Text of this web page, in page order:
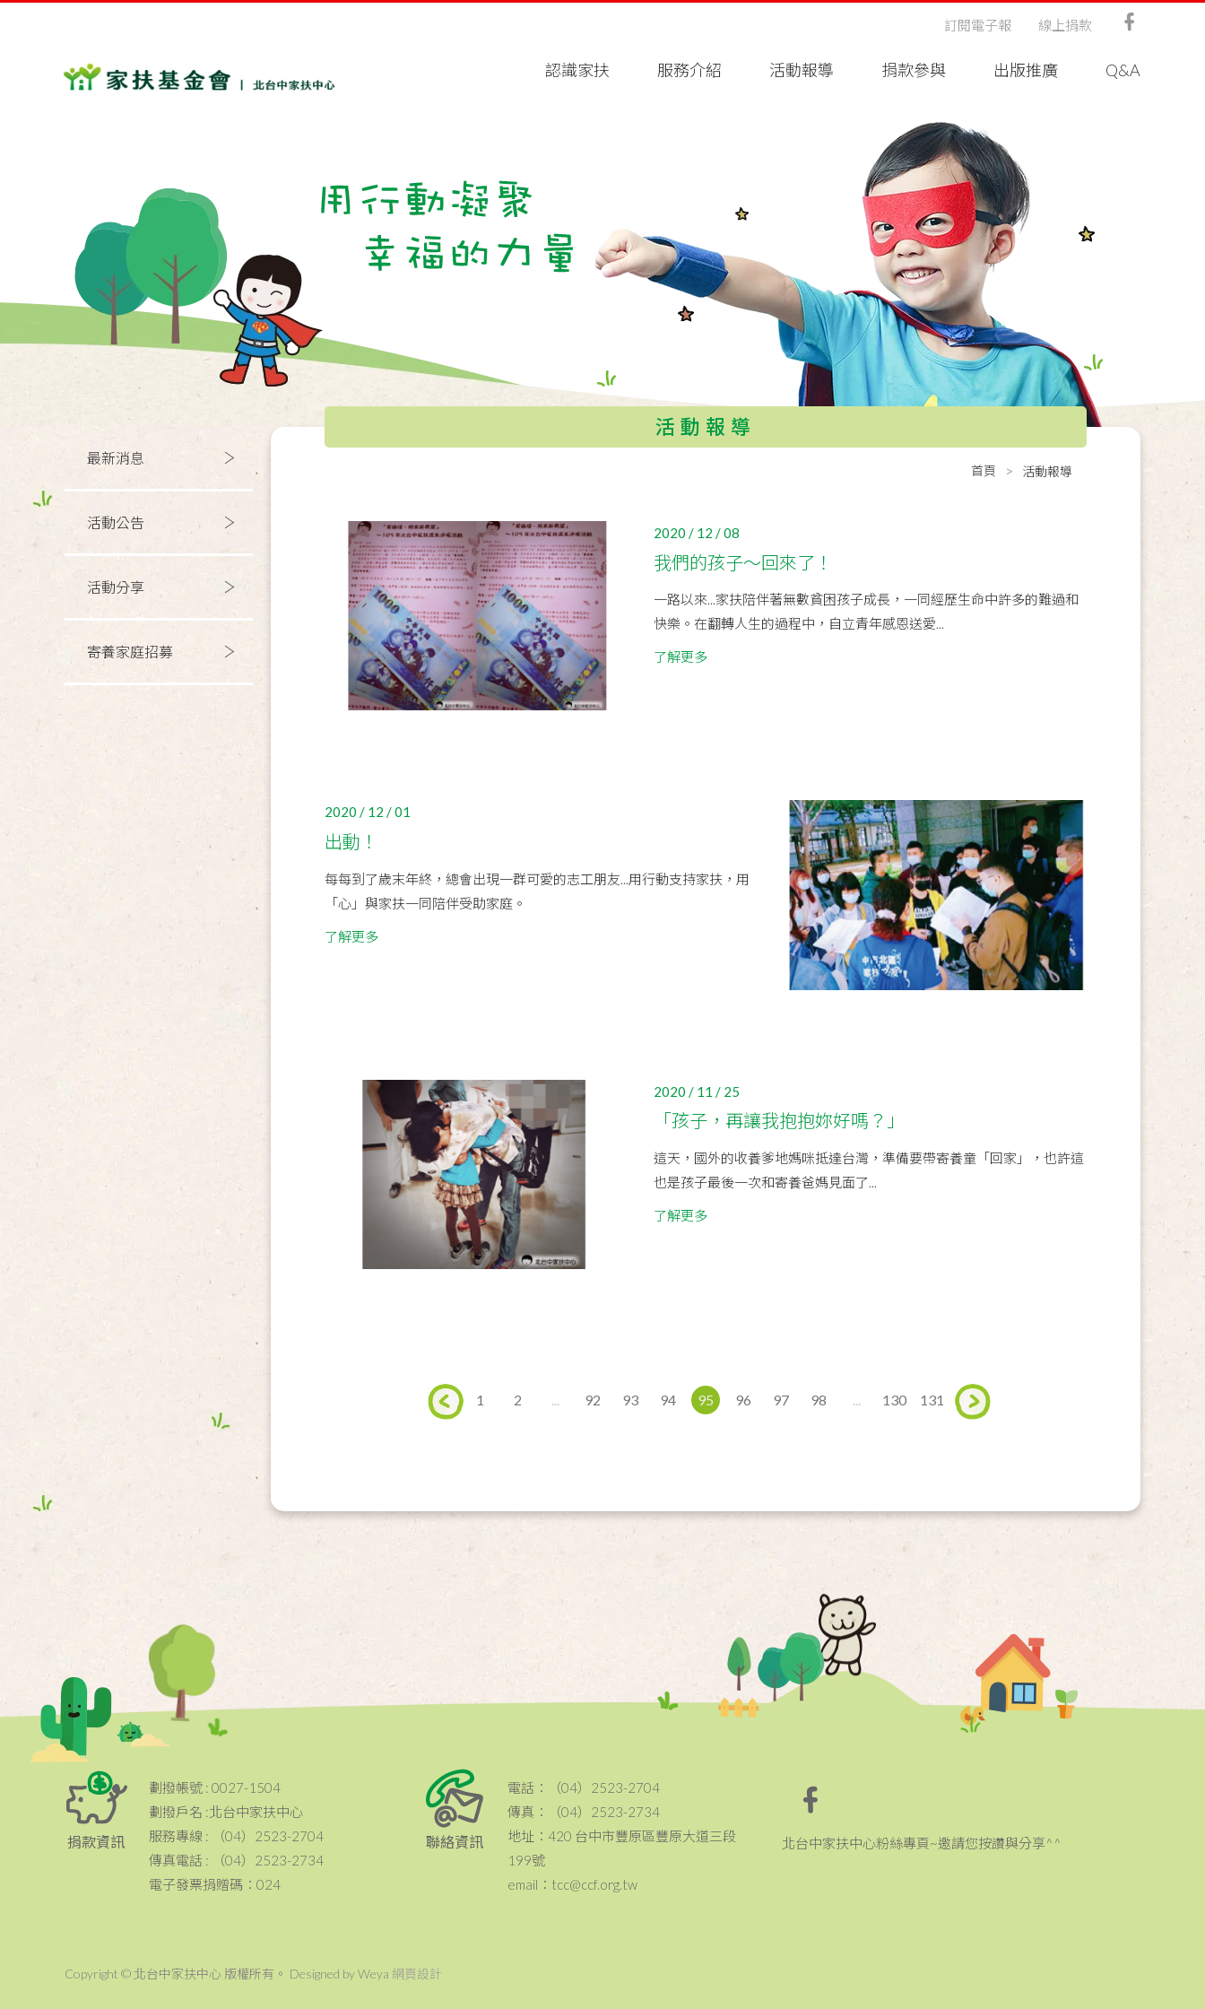
認識家扶 服務介紹 活動報導 捐款參與 出版推廣 Q&A
訂閱電子報 線上捐款
最新消息
活動公告
活動分享
寄養家庭招募
活動報導
首頁 活動報導
2020 / 12 / 08
我們的孩子～回來了！
一路以來...家扶陪伴著無數貧困孩子成長，一同經歷生命中許多的難過和
快樂。在翻轉人生的過程中，自立青年感恩送愛...
了解更多
2020 / 12 / 01
出動！
每每到了歲末年終，總會出現一群可愛的志工朋友...用行動支持家扶，用
「心」與家扶一同陪伴受助家庭。
了解更多
2020 / 11 / 25
「孩子，再讓我抱抱妳好嗎？」
這天，國外的收養爹地媽咪抵達台灣，準備要帶寄養童「回家」，也許這
也是孩子最後一次和寄養爸媽見面了...
了解更多
1 2 ... 92 93 94 95 96 97 98 ... 130 131
捐款資訊
劃撥帳號 : 0027-1504
劃撥戶名 :北台中家扶中心
服務專線 : （04）2523-2704
傳真電話 : （04）2523-2734
電子發票捐贈碼：024
聯絡資訊
電話：（04）2523-2704
傳真：（04）2523-2734
地址：420 台中市豐原區豐原大道三段
199號
email：tcc@ccf.org.tw
北台中家扶中心粉絲專頁~邀請您按讚與分享^^
Copyright © 北台中家扶中心 版權所有。 Designed by Weya 網頁設計